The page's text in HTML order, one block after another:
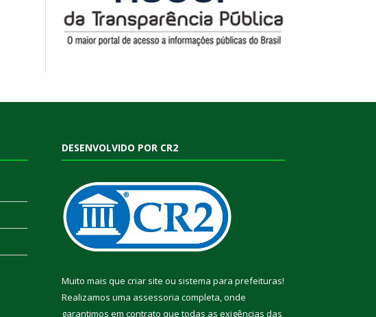
DESENVOLVIDO POR CR2
Muito mais que criar site ou sistema para prefeituras!
Realizamos uma assessoria completa, onde
garantimos em contrato que todas as exigências das